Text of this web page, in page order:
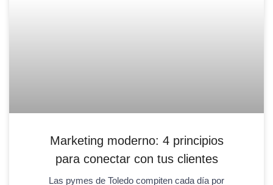
Marketing moderno: 4 principios
para conectar con tus clientes
Las pymes de Toledo compiten cada día por